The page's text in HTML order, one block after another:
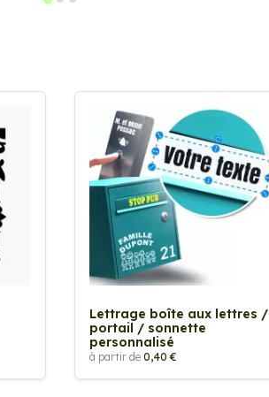
Lettrage boîte aux lettres /
portail / sonnette
personnalisé
à partir de 0,40 €